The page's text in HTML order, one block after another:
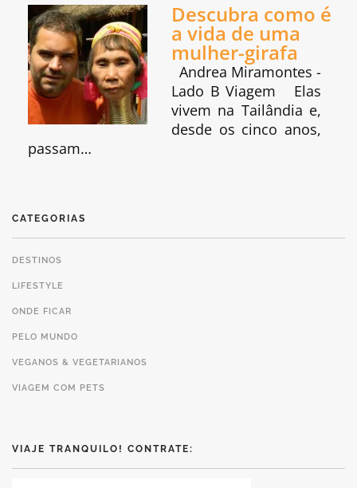
Descubra como é
a vida de uma
mulher-girafa
Andrea Miramontes -
Lado B Viagem Elas
vivem na Tailândia e,
desde os cinco anos,
passam…
CATEGORIAS
DESTINOS
LIFESTYLE
ONDE FICAR
PELO MUNDO
VEGANOS & VEGETARIANOS
VIAGEM COM PETS
VIAJE TRANQUILO! CONTRATE: